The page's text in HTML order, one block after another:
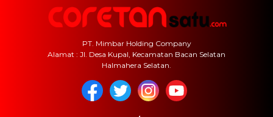
PT. Mimbar Holding Company
Alamat : Jl. Desa Kupal, Kecamatan Bacan Selatan
Halmahera Selatan.